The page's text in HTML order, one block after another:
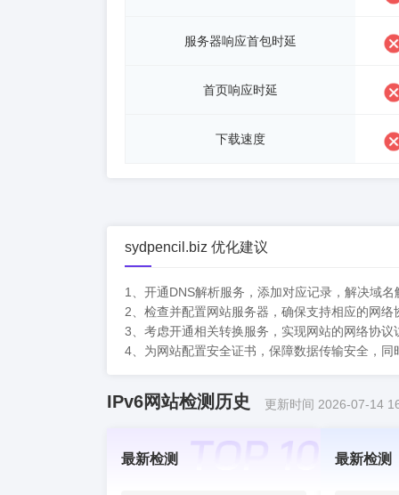
服务器响应首包时延
首页响应时延
下载速度
sydpencil.biz 优化建议
1、开通DNS解析服务，添加对应记录，解决域名
2、检查并配置网站服务器，确保支持相应的网络
3、考虑开通相关转换服务，实现网站的网络协议
4、为网站配置安全证书，保障数据传输安全，同
IPv6网站检测历史 更新时间 2026-07-14
最新检测 最新检测